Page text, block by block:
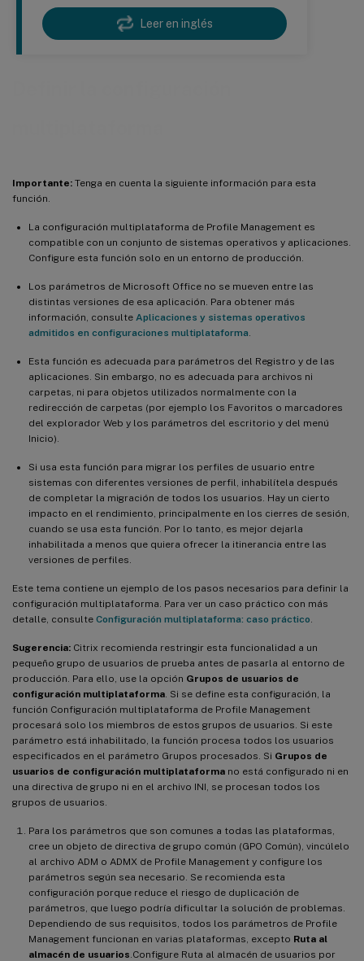
Leer en inglés
Importante: Tenga en cuenta la siguiente información para esta
función.
La configuración multiplataforma de Profile Management es
compatible con un conjunto de sistemas operativos y aplicaciones.
Configure esta función solo en un entorno de producción.
Los parámetros de Microsoft Office no se mueven entre las
distintas versiones de esa aplicación. Para obtener más
información, consulte Aplicaciones y sistemas operativos
admitidos en configuraciones multiplataforma
Esta función es adecuada para parámetros del Registro y de las
aplicaciones. Sin embargo, no es adecuada para archivos ni
carpetas, ni para objetos utilizados normalmente con la
redirección de carpetas (por ejemplo los Favoritos o marcadores
del explorador Web y los parámetros del escritorio y del menú
Inicio).
Si usa esta función para migrar los perfiles de usuario entre
sistemas con diferentes versiones de perfil, inhabilítela después
de completar la migración de todos los usuarios. Hay un cierto
impacto en el rendimiento, principalmente en los cierres de sesión,
cuando se usa esta función. Por lo tanto, es mejor dejarla
inhabilitada a menos que quiera ofrecer la itinerancia entre las
versiones de perfiles.
Este tema contiene un ejemplo de los pasos necesarios para definir la
configuración multiplataforma. Para ver un caso práctico con más
detalle, consulte Configuración multiplataforma: caso práctico
Sugerencia: Citrix recomienda restringir esta funcionalidad a un
pequeño grupo de usuarios de prueba antes de pasarla al entorno de
producción. Para ello, use la opción Grupos de usuarios de
configuración multiplataforma . Si se define esta configuración, la
función Configuración multiplataforma de Profile Management
procesará solo los miembros de estos grupos de usuarios. Si este
parámetro está inhabilitado, la función procesa todos los usuarios
especificados en el parámetro Grupos procesados. Si Grupos de
usuarios de configuración multiplataforma no está configurado ni en
una directiva de grupo ni en el archivo INI, se procesan todos los
grupos de usuarios.
Para los parámetros que son comunes a todas las plataformas,
cree un objeto de directiva de grupo común (GPO Común), vincúlelo
al archivo ADM o ADMX de Profile Management y configure los
parámetros según sea necesario. Se recomienda esta
configuración porque reduce el riesgo de duplicación de
parámetros, que luego podría dificultar la solución de problemas.
Dependiendo de sus requisitos, todos los parámetros de Profile
Management funcionan en varias plataformas, excepto Ruta al
almacén de usuarios .Configure Ruta al almacén de usuarios por